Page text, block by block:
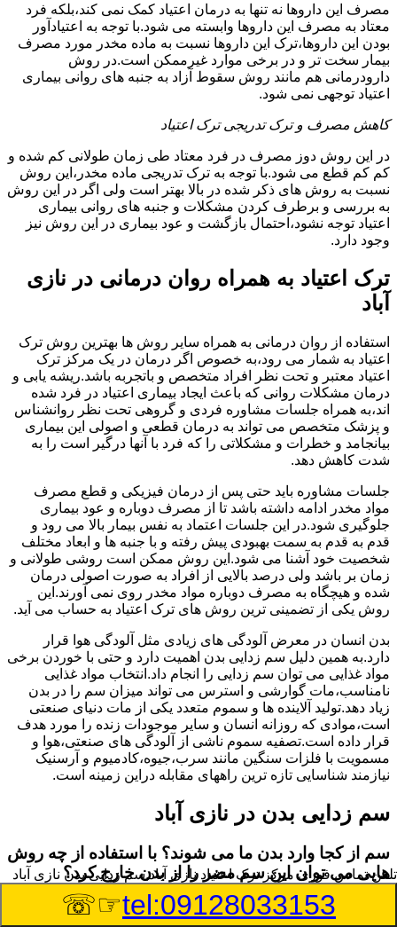
مصرف این داروها نه تنها به درمان اعتیاد کمک نمی کند،بلکه فرد
معتاد به مصرف این داروها وابسته می شود.با توجه به اعتیادآور
بودن این داروها،ترک این داروها نسبت به ماده مخدر مورد مصرف
بیمار سخت تر و در برخی موارد غیرممکن است.در روش
دارودرمانی هم مانند روش سقوط آزاد به جنبه های روانی بیماری
اعتیاد توجهی نمی شود.
کاهش مصرف و ترک تدریجی ترک اعتیاد
در این روش دوز مصرف در فرد معتاد طی زمان طولانی کم شده و
کم کم قطع می شود.با توجه به ترک تدریجی ماده مخدر،این روش
نسبت به روش های ذکر شده در بالا بهتر است ولی اگر در این روش
به بررسی و برطرف کردن مشکلات و جنبه های روانی بیماری
اعتیاد توجه نشود،احتمال بازگشت و عود بیماری در این روش نیز
وجود دارد.
ترک اعتیاد به همراه روان درمانی در نازی
آباد
استفاده از روان درمانی به همراه سایر روش ها بهترین روش ترک
اعتیاد به شمار می رود،به خصوص اگر درمان در یک مرکز ترک
اعتیاد معتبر و تحت نظر افراد متخصص و باتجربه باشد.ریشه یابی و
درمان مشکلات روانی که باعث ایجاد بیماری اعتیاد در فرد شده
اند،به همراه جلسات مشاوره فردی و گروهی تحت نظر روانشناس
و پزشک متخصص می تواند به درمان قطعی و اصولی این بیماری
بیانجامد و خطرات و مشکلاتی را که فرد با آنها درگیر است را به
شدت کاهش دهد.
جلسات مشاوره باید حتی پس از درمان فیزیکی و قطع مصرف
مواد مخدر ادامه داشته باشد تا از مصرف دوباره و عود بیماری
جلوگیری شود.در این جلسات اعتماد به نفس بیمار بالا می رود و
قدم به قدم به سمت بهبودی پیش رفته و با جنبه ها و ابعاد مختلف
شخصیت خود آشنا می شود.این روش ممکن است روشی طولانی و
زمان بر باشد ولی درصد بالایی از افراد به صورت اصولی درمان
شده و هیچگاه به مصرف دوباره مواد مخدر روی نمی آورند.این
روش یکی از تضمینی ترین روش های ترک اعتیاد به حساب می آید.
بدن انسان در معرض آلودگی های زیادی مثل آلودگی هوا قرار
دارد.به همین دلیل سم زدایی بدن اهمیت دارد و حتی با خوردن برخی
مواد غذایی می توان سم زدایی را انجام داد.انتخاب مواد غذایی
نامناسب،مات گوارشی و استرس می تواند میزان سم را در بدن
زیاد دهد.تولید آلاینده ها و سموم متعدد یکی از مات دنیای صنعتی
است،موادی که روزانه انسان و سایر موجودات زنده را مورد هدف
قرار داده است.تصفیه سموم ناشی از آلودگی های صنعتی،هوا و
مسمویت با فلزات سنگین مانند سرب،جیوه،کادمیوم و آرسنیک
نیازمند شناسایی تازه ترین راههای مقابله دراین زمینه است.
سم زدایی بدن در نازی آباد
سم از کجا وارد بدن ما می شوند؟ با استفاده از چه روش
هایی می توان این سم مضر را از بدن خارج کرد؟
بطور کلی سم موجود در بدن به دو گروه عمده تقسیم می
تلفن تماس فوریمرکز ترک اعتیاد نازی آباد,سم زدایی بدن نازی آباد
tel:09128033153
☞☏